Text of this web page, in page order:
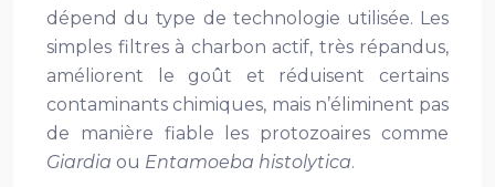
dépend du type de technologie utilisée. Les
simples filtres à charbon actif, très répandus,
améliorent le goût et réduisent certains
contaminants chimiques, mais n’éliminent pas
de manière fiable les protozoaires comme
Giardia ou Entamoeba histolytica.